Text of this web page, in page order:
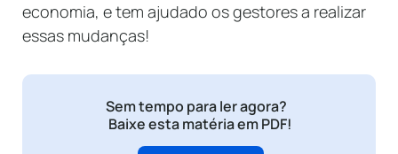
economia, e tem ajudado os gestores a realizar
essas mudanças!
Sem tempo para ler agora?
Baixe esta matéria em PDF!